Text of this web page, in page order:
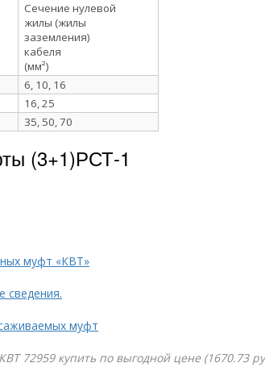
Сечение нулевой
жилы (жилы
заземления)
кабеля
(мм²)
6, 10, 16
16, 25
35, 50, 70
(3+1)РСТ-1
муфт «КВТ»
сведения.
муфт
72959 купить по выгодной цене (1670.73